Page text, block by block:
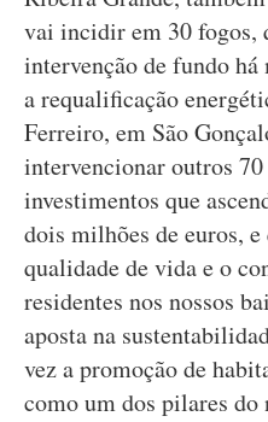
vai incidir em 30 fogos,
intervenção de fundo há
a requalificação
Ferreiro, em São
intervencionar outros 70
investimentos que
dois milhões de euros,
qualidade de vida e o
residentes nos nossos
aposta na
vez a promoção de
como um dos pilares do